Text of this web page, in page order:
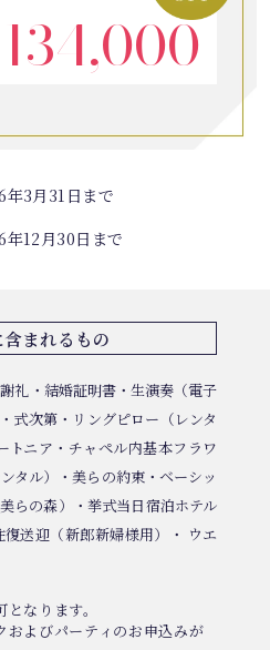
134,000
年3月31日まで
年12月30日まで
まれるもの
礼・結婚証明書・生演奏（電子
式次第・リングピロー（レンタ
トニア・チャペル内基本フラワ
タル）・美らの約束・ベーシッ
らの森）・挙式当日宿泊ホテル
送迎（新郎新婦様用）・ ウエ
なります。
よびパーティのお申込みが